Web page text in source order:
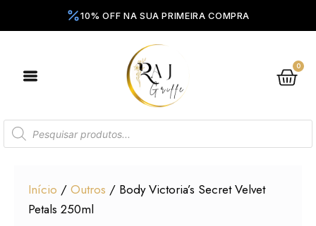
0
Pesquisar
produtos
Início / Outros / Body Victoria’s Secret Velvet
Petals 250ml